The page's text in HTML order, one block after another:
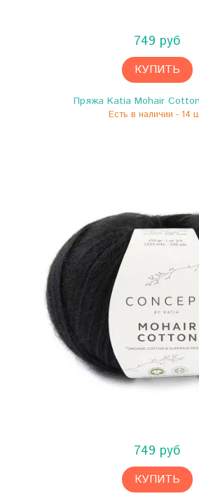
749 руб
КУПИТЬ
Пряжа Katia Mohair
Есть в наличии - 14
749 руб
КУПИТЬ